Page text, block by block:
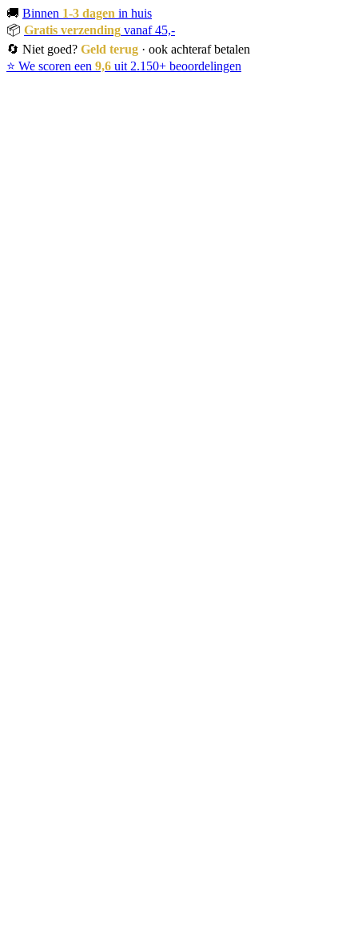
🚚 Binnen 1-3 dagen in huis
📦 Gratis verzending vanaf 45,-
🔄 Niet goed? Geld terug · ook achteraf betalen
⭐ We scoren een 9,6 uit 2.150+ beoordelingen